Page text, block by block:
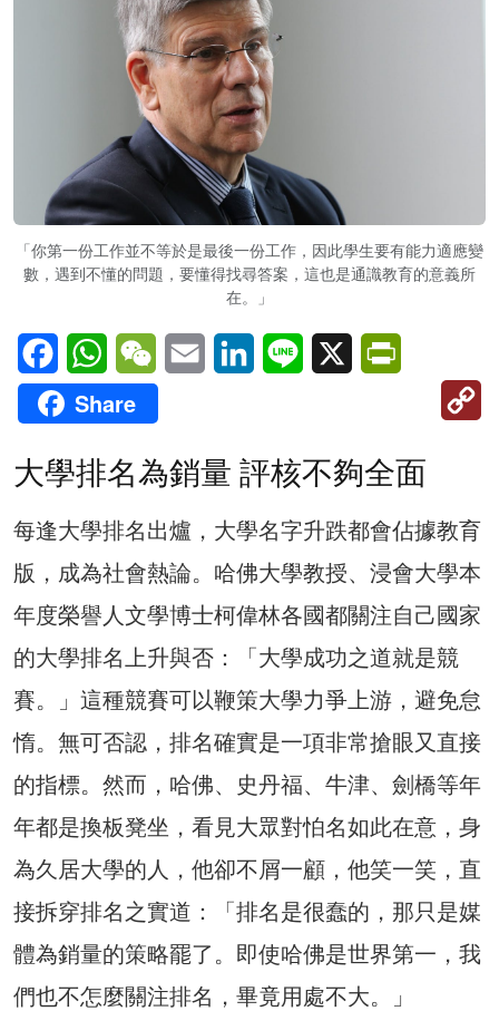
「你第一份工作並不等於是最後一份工作，因此學生要有能力適應變
數，遇到不懂的問題，要懂得找尋答案，這也是通識教育的意義所
在。」
FacebookWhatsAppWeChatEmail LinkedInLine X
Share
大學排名為銷量 評核不夠全面
每逢大學排名出爐，大學名字升跌都會佔據教育
版，成為社會熱論。哈佛大學教授、浸會大學本
年度榮譽人文學博士柯偉林各國都關注自己國家
的大學排名上升與否：「大學成功之道就是競
賽。」這種競賽可以鞭策大學力爭上游，避免怠
惰。無可否認，排名確實是一項非常搶眼又直接
的指標。然而，哈佛、史丹福、牛津、劍橋等年
年都是換板凳坐，看見大眾對怕名如此在意，身
為久居大學的人，他卻不屑一顧，他笑一笑，直
接拆穿排名之實道：「排名是很蠢的，那只是媒
體為銷量的策略罷了。即使哈佛是世界第一，我
們也不怎麼關注排名，畢竟用處不大。」